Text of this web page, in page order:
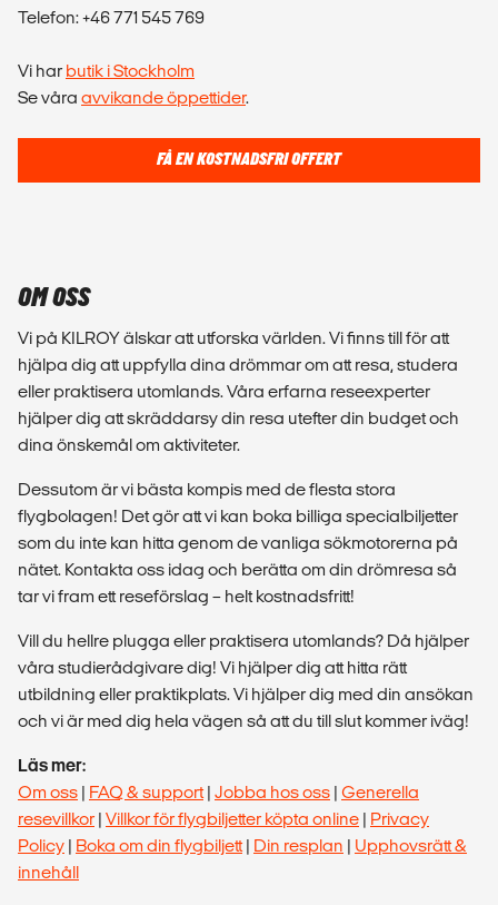
Telefon: +46 771 545 769
Vi har butik i Stockholm
Se våra avvikande öppettider.
FÅ EN KOSTNADSFRI OFFERT
OM OSS
Vi på KILROY älskar att utforska världen. Vi finns till för att
hjälpa dig att uppfylla dina drömmar om att resa, studera
eller praktisera utomlands. Våra erfarna reseexperter
hjälper dig att skräddarsy din resa utefter din budget och
dina önskemål om aktiviteter.
Dessutom är vi bästa kompis med de flesta stora
flygbolagen! Det gör att vi kan boka billiga specialbiljetter
som du inte kan hitta genom de vanliga sökmotorerna på
nätet. Kontakta oss idag och berätta om din drömresa så
tar vi fram ett reseförslag – helt kostnadsfritt!
Vill du hellre plugga eller praktisera utomlands? Då hjälper
våra studierådgivare dig! Vi hjälper dig att hitta rätt
utbildning eller praktikplats. Vi hjälper dig med din ansökan
och vi är med dig hela vägen så att du till slut kommer iväg!
Läs mer:
Om oss | FAQ & support| Jobba hos oss | Generella
resevillkor | Villkor för flygbiljetter köpta online | Privacy
Policy | Boka om din flygbiljett| Din resplan | Upphovsrätt &
innehåll